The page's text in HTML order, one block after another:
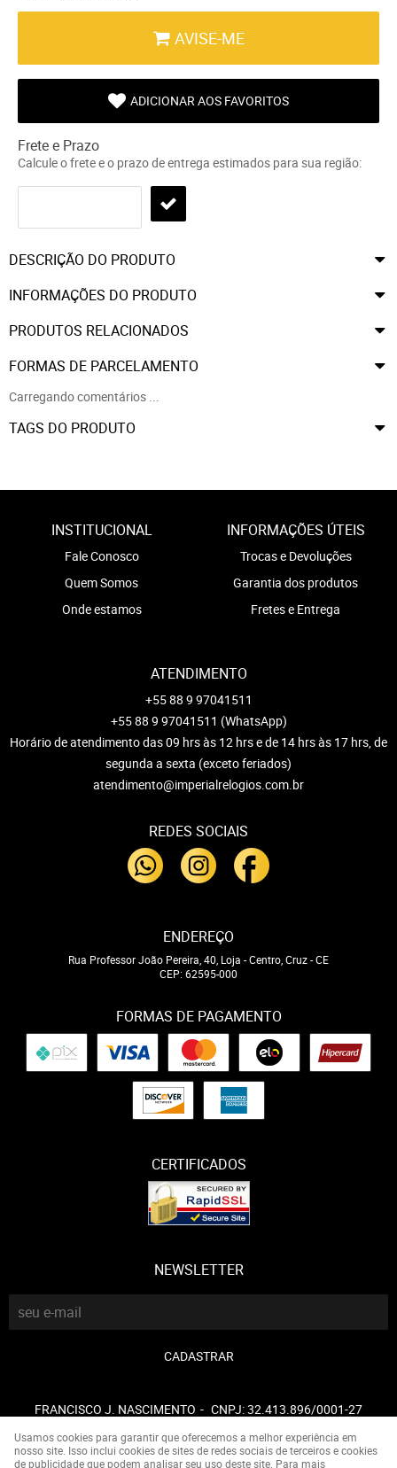
AVISE-ME
ADICIONAR AOS FAVORITOS
Frete e Prazo
Calcule o frete e o prazo de entrega estimados para sua região:
DESCRIÇÃO DO PRODUTO
INFORMAÇÕES DO PRODUTO
PRODUTOS RELACIONADOS
FORMAS DE PARCELAMENTO
Carregando comentários ...
TAGS DO PRODUTO
INSTITUCIONAL
Fale Conosco
Quem Somos
Onde estamos
INFORMAÇÕES ÚTEIS
Trocas e Devoluções
Garantia dos produtos
Fretes e Entrega
ATENDIMENTO
+55 88 9 97041511
+55 88 9 97041511 (WhatsApp)
Horário de atendimento das 09 hrs às 12 hrs e de 14 hrs às 17 hrs, de
segunda a sexta (exceto feriados)
atendimento@imperialrelogios.com.br
REDES SOCIAIS
ENDEREÇO
Rua Professor João Pereira, 40, Loja -Centro, Cruz-CE
CEP: 62595-000
FORMAS DE PAGAMENTO
CERTIFICADOS
NEWSLETTER
CADASTRAR
FRANCISCO J. NASCIMENTO CNPJ: 32.413.896/0001-27
Usamos cookies para garantir que oferecemos a melhor experiência em
nosso site. Isso inclui cookies de sites de redes sociais de terceiros e cookies
de publicidade que podem analisar seu uso deste site. Para mais